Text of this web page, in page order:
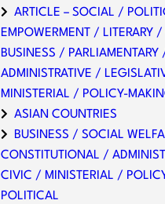
ARTICLE – SOCIAL /
EMPOWERMENT / LITERARY
BUSINESS /
ADMINISTRATIVE /
MINISTERIAL / POLICY-
ASIAN COUNTRIES
BUSINESS / SOCIAL
CONSTITUTIONAL /
CIVIC / MINISTERIAL /
POLITICAL